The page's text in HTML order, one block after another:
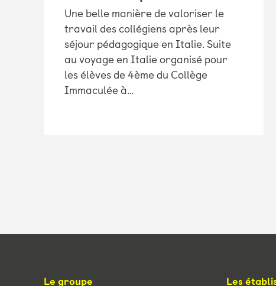
Une belle manière de valoriser le
travail des collégiens après leur
séjour pédagogique en Italie. Suite
au voyage en Italie organisé pour
les élèves de 4ème du Collège
Immaculée à…
Le groupe Les